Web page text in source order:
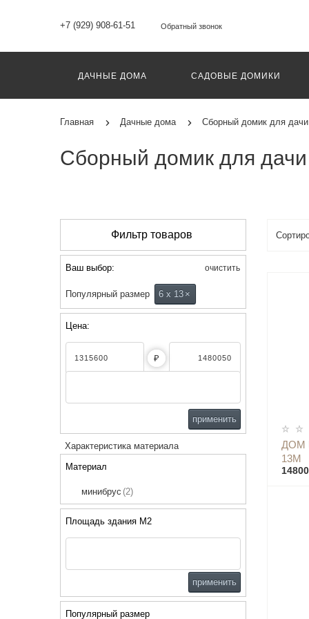
+7 (929) 908-61-51 Обратный звонок
ДАЧНЫЕ ДОМА САДОВЫЕ ДОМИКИ
Главная Дачные дома Сборный домик для дачи
Сборный домик для дачи
Фильтр товаров
Ваш выбор: очистить
Популярный размер 6 х 13 ×
Цена:
₽
применить
Характеристика материала
Материал
минибрус (2)
Площадь здания М2
применить
Популярный размер
ДОМ
13М